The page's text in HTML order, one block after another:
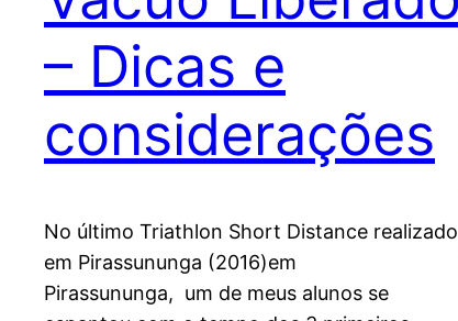
– Dicas e
considerações
No último Triathlon Short Distance realizado
em Pirassununga (2016)em
Pirassununga, um de meus alunos se